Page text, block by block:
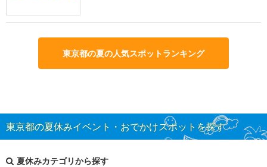
東京都の夏の人気スポットランキング
東京都の夏休みイベント・おでかけスポットを探す
夏休みカテゴリから探す